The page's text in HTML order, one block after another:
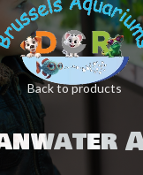
Back to products